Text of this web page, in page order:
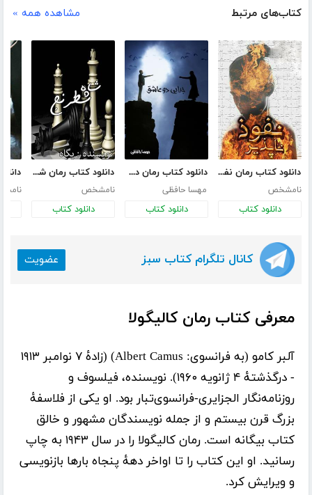
کتاب‌های مرتبط مشاهده همه »
دانلود کتاب رمان نفوذ ناپذیر
نامشخص
دانلود کتاب
دانلود کتاب رمان دو جدایی عاشقانه
مهسا حافظی
دانلود کتاب
دانلود کتاب رمان شاه شطرنج
نامشخص
دانلود کتاب
کانال تلگرام کتاب سبز عضویت
معرفی کتاب رمان کالیگولا
آلبر کامو (به فرانسوی: Albert Camus) (زادهٔ ۷ نوامبر ۱۹۱۳
- درگذشتهٔ ۴ ژانویه ۱۹۶۰). نویسنده، فیلسوف و
روزنامه‌نگار الجزایری-فرانسوی‌تبار بود. او یکی از فلاسفهٔ
بزرگ قرن بیستم و از جمله نویسندگان مشهور و خالق
کتاب بیگانه است. رمان کالیگولا را در سال ۱۹۴۳ به چاپ
رسانید. او این کتاب را تا اواخر دههٔ پنجاه بارها بازنویسی
و ویرایش کرد.